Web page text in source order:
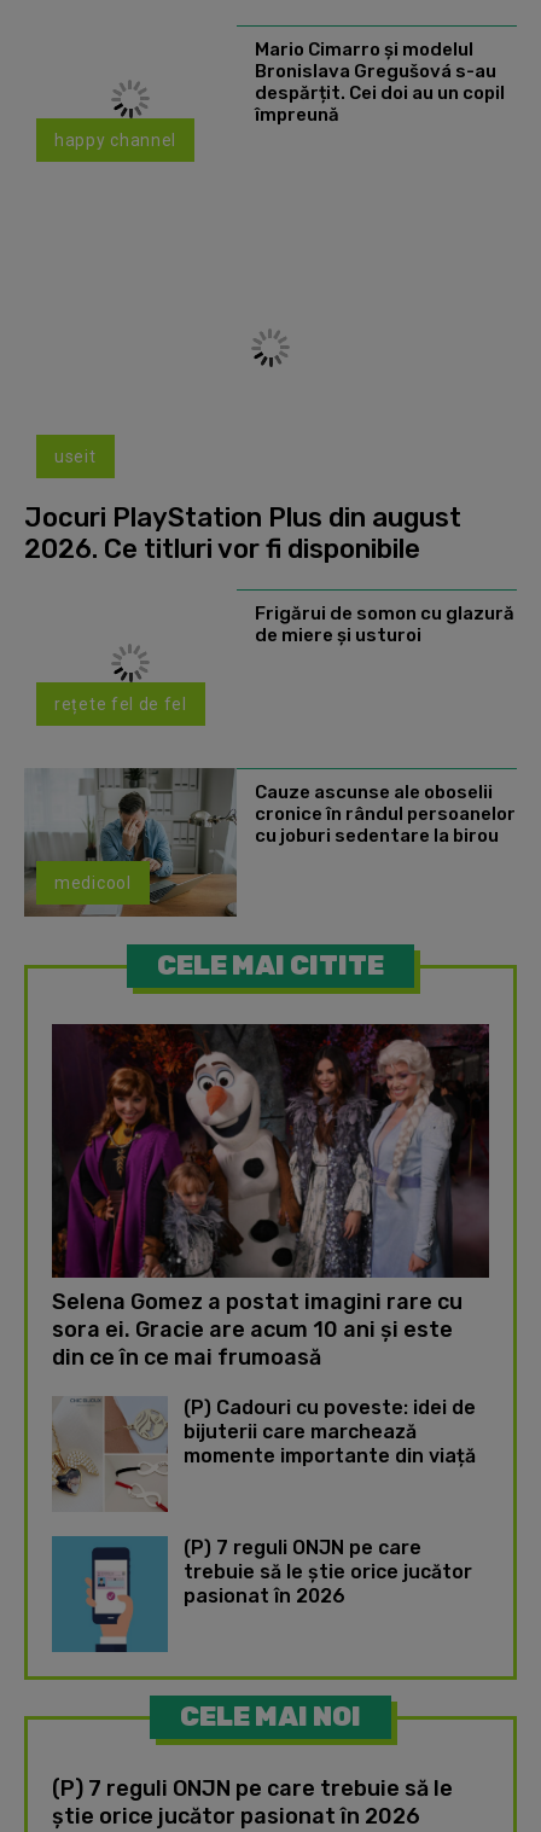
happy channel
Mario Cimarro și modelul
Bronislava Gregušová s-au
despărțit. Cei doi au un copil
împreună
useit
Jocuri PlayStation Plus din august
2026. Ce titluri vor fi disponibile
rețete fel de fel
Frigărui de somon cu glazură
de miere și usturoi
medicool
Cauze ascunse ale oboselii
cronice în rândul persoanelor
cu joburi sedentare la birou
CELE MAI CITITE
Selena Gomez a postat imagini rare cu
sora ei. Gracie are acum 10 ani și este
din ce în ce mai frumoasă
(P) Cadouri cu poveste: idei de
bijuterii care marchează
momente importante din viață
(P) 7 reguli ONJN pe care
trebuie să le știe orice jucător
pasionat în 2026
CELE MAI NOI
(P) 7 reguli ONJN pe care trebuie să le
știe orice jucător pasionat în 2026